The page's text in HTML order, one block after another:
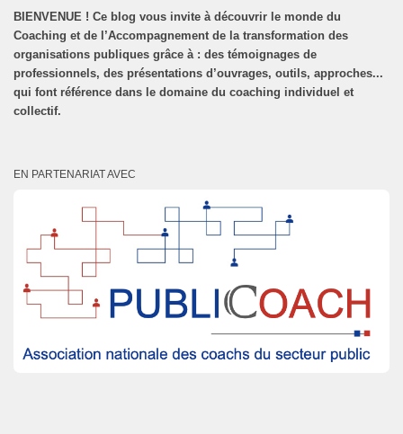
BIENVENUE ! Ce blog vous invite à découvrir le monde du
Coaching et de l’Accompagnement de la transformation des
organisations publiques grâce à : des témoignages de
professionnels, des présentations d’ouvrages, outils, approches...
qui font référence dans le domaine du coaching individuel et
collectif.
EN PARTENARIAT AVEC